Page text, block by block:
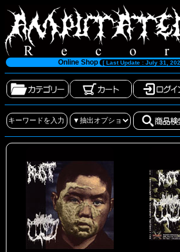
Online Shop [ Last Update : July 31,